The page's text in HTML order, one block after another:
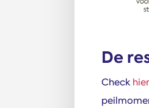
De
Check hier